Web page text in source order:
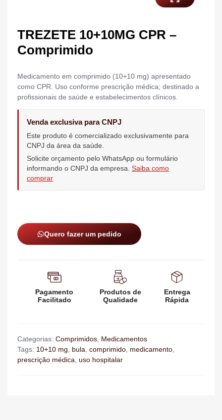
TREZETE 10+10MG CPR –
Comprimido
Medicamento em comprimido (10+10 mg) apresentado
como CPR. Uso conforme prescrição médica; destinado a
profissionais de saúde e estabelecimentos clínicos.
Venda exclusiva para CNPJ
Este produto é comercializado exclusivamente para
CNPJ da área da saúde.
Solicite orçamento pelo WhatsApp ou formulário
informando o CNPJ da empresa. Saiba como
comprar
Quero fazer um pedido
Pagamento
Facilitado
Produtos de
Qualidade
Entrega
Rápida
Categorias: Comprimidos, Medicamentos
Tags: 10+10 mg, bula, comprimido, medicamento,
prescrição médica, uso hospitalar